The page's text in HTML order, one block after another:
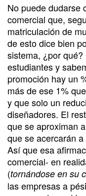
No puede dudarse
comercial que,
matriculación de
de esto dice bien
sistema, ¿por
estudiantes y
promoción hay un
más de ese 1%
y que solo un
diseñadores. El
que se aproximan
que se acercarán
Así que esa
comercial- en
(tornándose en su
las empresas a